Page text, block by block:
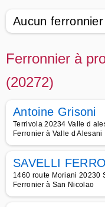
Aucun
Ferronnier à
(20272)
Antoine Grisoni
Terrivola 20234 Valle d
Ferronier à Valle d Alesani
SAVELLI
1460 route Moriani 20230
Ferronier à San Nicolao